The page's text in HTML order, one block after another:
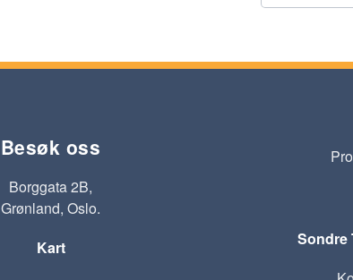
Besøk oss
Borggata 2B,
Grønland, Oslo.
Kart
Sondre